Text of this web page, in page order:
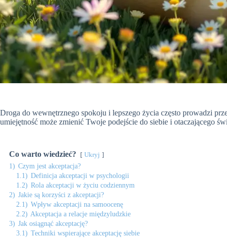
Droga do wewnętrznego spokoju i lepszego życia często prowadzi
umiejętność może zmienić Twoje podejście do siebie i otaczającego
Co warto wiedzieć? Ukryj
1) Czym jest akceptacja?
1.1) Definicja akceptacji w psychologii
1.2) Rola akceptacji w życiu codziennym
2) Jakie są korzyści z akceptacji?
2.1) Wpływ akceptacji na samoocenę
2.2) Akceptacja a relacje międzyludzkie
3) Jak osiągnąć akceptację?
3.1) Techniki wspierające akceptację siebie